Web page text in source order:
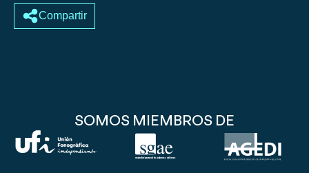
Compartir
SOMOS MIEMBROS DE